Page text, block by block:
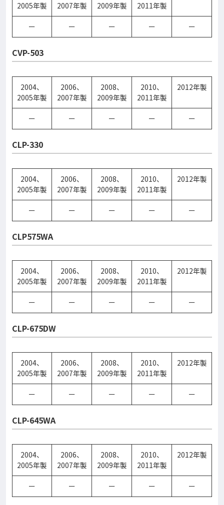
2005年製 2007年製 2009年製 2011年製
ー ー ー ー ー
CVP-503
2004、
2005年製
2006、
2007年製
2008、
2009年製
2010、
2011年製
2012年製
ー ー ー ー ー
CLP-330
2004、
2005年製
2006、
2007年製
2008、
2009年製
2010、
2011年製
2012年製
ー ー ー ー ー
CLP575WA
2004、
2005年製
2006、
2007年製
2008、
2009年製
2010、
2011年製
2012年製
ー ー ー ー ー
CLP-675DW
2004、
2005年製
2006、
2007年製
2008、
2009年製
2010、
2011年製
2012年製
ー ー ー ー ー
CLP-645WA
2004、
2005年製
2006、
2007年製
2008、
2009年製
2010、
2011年製
2012年製
ー ー ー ー ー